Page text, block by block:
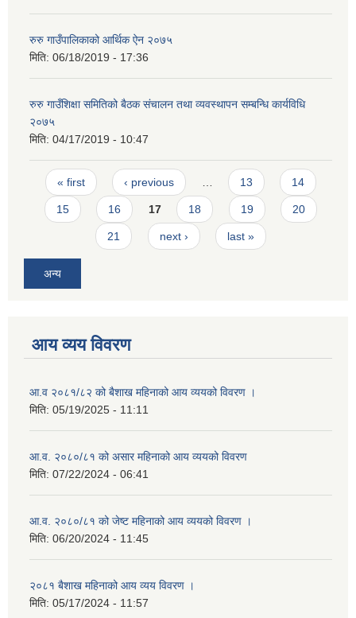
रुरु गाउँपालिकाको आर्थिक ऐन २०७५
मिति: 06/18/2019 - 17:36
रुरु गाउँशिक्षा समितिको बैठक संचालन तथा व्यवस्थापन सम्बन्धि कार्यविधि
२०७५
मिति: 04/17/2019 - 10:47
Pages
« first ‹ previous … 13 14
15 16 17 18 19 20
21 next › last »
अन्य
आय व्यय विवरण
आ.व २०८१/८२ को बैशाख महिनाको आय व्ययको विवरण ।
मिति: 05/19/2025 - 11:11
आ.व. २०८०/८१ को असार महिनाको आय व्ययको विवरण
मिति: 07/22/2024 - 06:41
आ.व. २०८०/८१ को जेष्ट महिनाको आय व्ययको विवरण ।
मिति: 06/20/2024 - 11:45
२०८१ बैशाख महिनाको आय व्यय विवरण ।
मिति: 05/17/2024 - 11:57